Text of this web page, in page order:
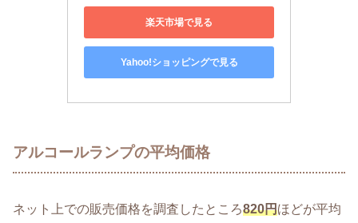
楽天市場で見る
Yahoo!ショッピングで見る
アルコールランプの平均価格
ネット上での販売価格を調査したところ820円ほどが平均